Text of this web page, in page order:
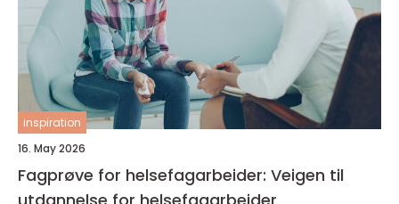
inspiration
16. May 2026
Fagprøve for helsefagarbeider: Veigen til